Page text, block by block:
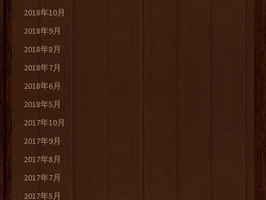
2018年10月
2018年9月
2018年8月
2018年7月
2018年6月
2018年5月
2017年10月
2017年9月
2017年8月
2017年7月
2017年5月